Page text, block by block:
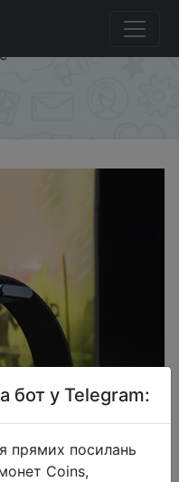
Gaming Headset
Bluetooth
бот у Telegram:
прямих посилань
Coins,